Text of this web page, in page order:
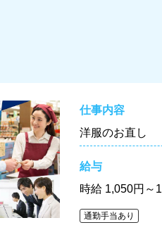
仕事内容
洋服のお直し
給与
時給 1,050円～
通勤手当あり